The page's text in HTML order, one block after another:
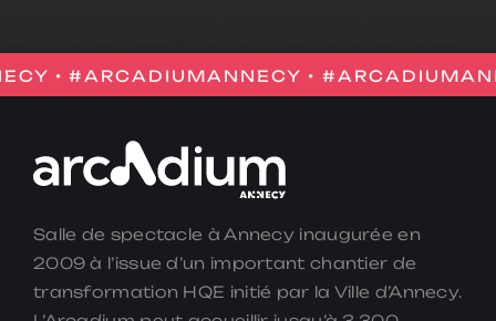
• #ARCADIUMANNECY •
Salle de spectacle à Annecy inaugurée en
2009 à l’issue d’un important chantier de
transformation HQE initié par la Ville d’Annecy.